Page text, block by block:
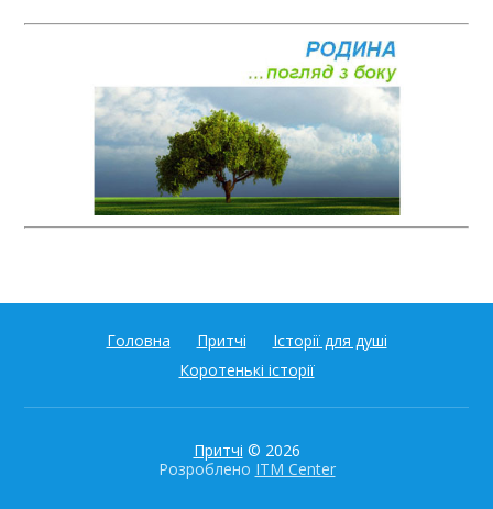
Головна Притчі
Історії для душі
Коротенькі історії
Притчі © 2026
Розроблено ITM Center